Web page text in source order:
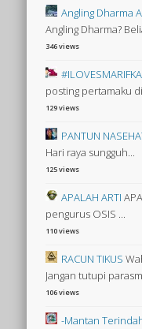
Angling Dharma
Angling Dharma?
346 views
#ILOVESMARIFKA
posting pertamaku
129 views
PANTUN
Hari raya sungguh...
125 views
APALAH ARTI
pengurus OSIS ...
110 views
RACUN TIKUS
Jangan tutupi
106 views
-Mantan